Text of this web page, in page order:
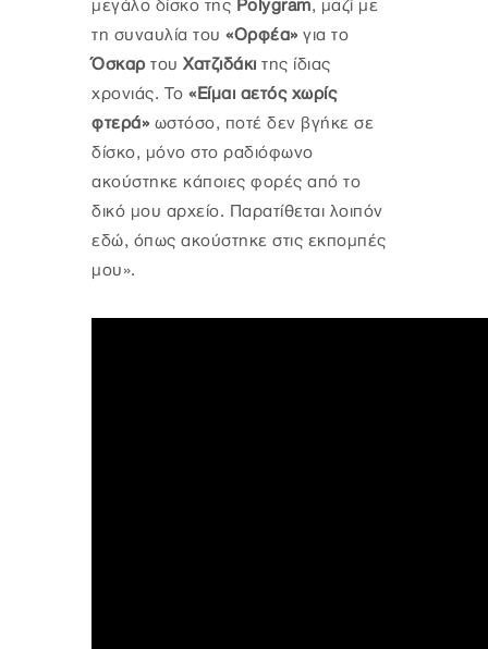
μεγάλο δίσκο της Polygram, μαζί με
τη συναυλία του «Ορφέα» για το
Όσκαρ του Χατζιδάκι της ίδιας
χρονιάς. Το «Είμαι αετός χωρίς
φτερά» ωστόσο, ποτέ δεν βγήκε σε
δίσκο, μόνο στο ραδιόφωνο
ακούστηκε κάποιες φορές από το
δικό μου αρχείο. Παρατίθεται λοιπόν
εδώ, όπως ακούστηκε στις εκπομπές
μου».